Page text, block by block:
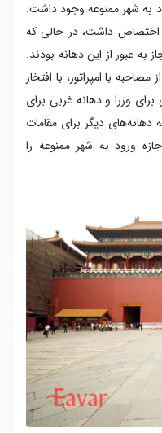
به شهر ممنوعه وجود داشت.
اختصاص داشت، در حالی که
به عبور از این دهانه بودند.
با امپراتور، با افتخار
وزرا و دهانه غربی برای
دهانه‌های دیگر برای مقامات
ورود به شهر ممنوعه را